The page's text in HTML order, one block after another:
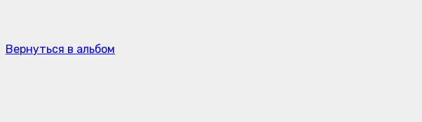
Вернуться в альбом